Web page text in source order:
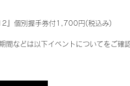
』個別握手券付1,700円(税込み)
間などは以下イベントについてをご確